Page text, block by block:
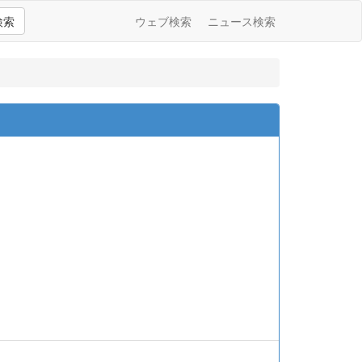
索 ウェブ検索 ニュース検索